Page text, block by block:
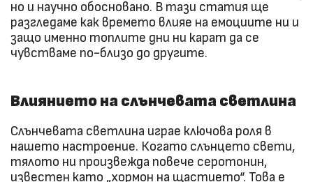
но и научно обосновано. В тази статия ще
разгледаме как времето влияе на емоциите ни и
защо именно топлите дни ни карат да се
чувстваме по-близо до другите.
Влиянието на слънчевата светлина
Слънчевата светлина играе ключова роля в
нашето настроение. Когато слънцето свети,
тялото ни произвежда повече серотонин,
известен като „хормон на щастието“. Това е